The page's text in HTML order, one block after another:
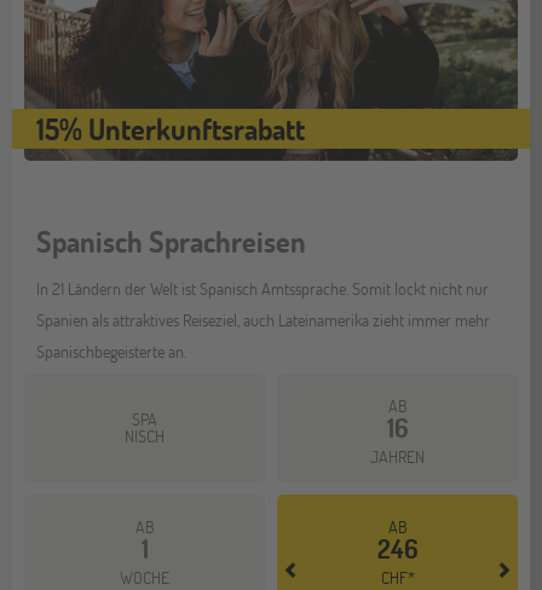
15% Unterkunftsrabatt
Spanisch Sprachreisen
In 21 Ländern der Welt ist Spanisch Amtssprache. Somit lockt nicht nur
Spanien als attraktives Reiseziel, auch Lateinamerika zieht immer mehr
Spanischbegeisterte an.
SPA
NISCH
AB
16
JAHREN
AB
1
WOCHE
AB
246
CHF*